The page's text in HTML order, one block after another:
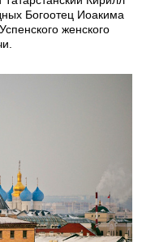
Богоотец Иоакима
женского